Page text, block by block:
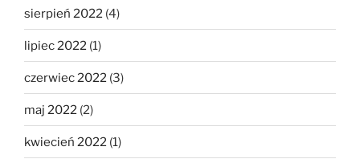
sierpień 2022 (4)
lipiec 2022 (1)
czerwiec 2022 (3)
maj 2022 (2)
kwiecień 2022 (1)